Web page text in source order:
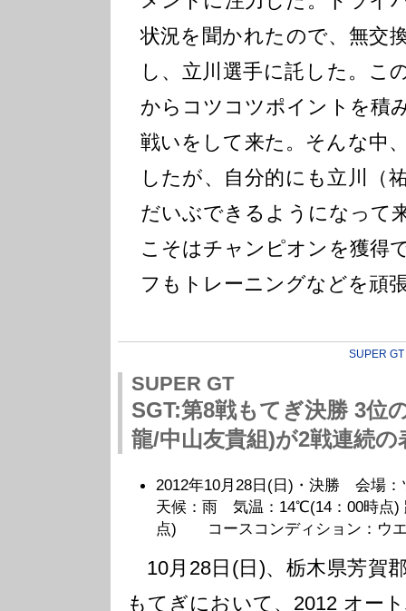
状況を聞かれたので、無交
し、立川選手に託した。こ
からコツコツポイントを積
戦いをして来た。そんな中
したが、自分的にも立川（
だいぶできるようになって
こそはチャンピオンを獲得
フもトレーニングなどを頑
SUPER GT
SUPER GT
SGT:第8戦もてぎ決勝 3位
龍/中山友貴組)が2戦連続
2012年10月28日(日)・決勝 会場
天候：雨 気温：14℃(14：00時点)
点) コースコンディション：ウ
10月28日(日)、栃木県芳賀
もてぎにおいて、2012 オー